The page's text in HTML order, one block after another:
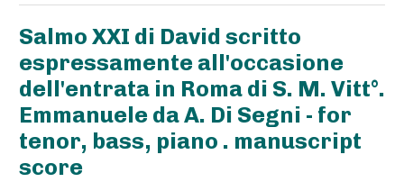
Salmo XXI di David scritto
espressamente all'occasione
dell'entrata in Roma di S. M. Vitt°.
Emmanuele da A. Di Segni - for
tenor, bass, piano . manuscript
score